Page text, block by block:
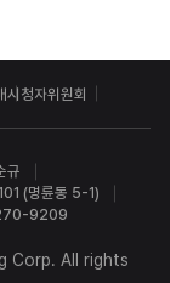
시청자위원회
규
(명륜동 5-1)
9209
Corp. All rights